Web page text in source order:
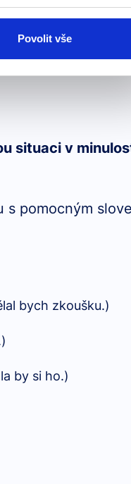
Povolit vše
situaci v
s pomocným
bych zkoušku.)
by si ho.)